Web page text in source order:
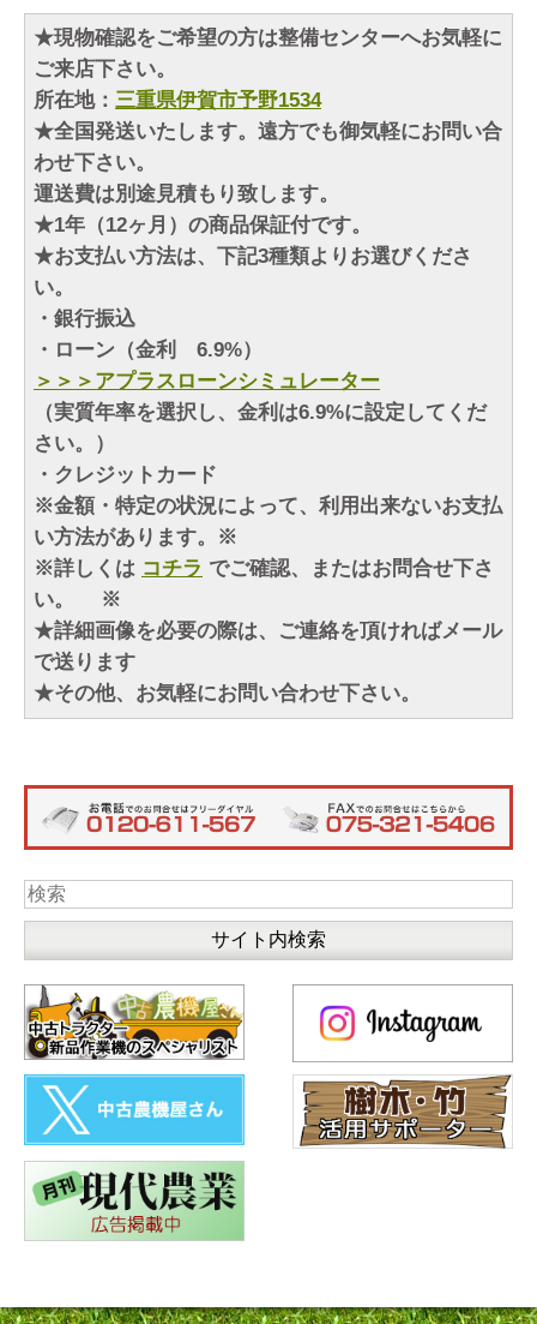
★現物確認をご希望の方は整備センターへお気軽に
ご来店下さい。
所在地： 三重県伊賀市予野1534
★全国発送いたします。遠方でも御気軽にお問い合
わせ下さい。
運送費は別途見積もり致します。
★1年（12ヶ月）の商品保証付です。
★お支払い方法は、下記3種類よりお選びくださ
い。
・銀行振込
・ローン（金利 6.9%）
＞＞＞アプラスローンシミュレーター
（実質年率を選択し、金利は6.9%に設定してくだ
さい。）
・クレジットカード
※金額・特定の状況によって、利用出来ないお支払
い方法があります。※
※詳しくは コチラ でご確認、またはお問合せ下さ
い。 ※
★詳細画像を必要の際は、ご連絡を頂ければメール
で送ります
★その他、お気軽にお問い合わせ下さい。